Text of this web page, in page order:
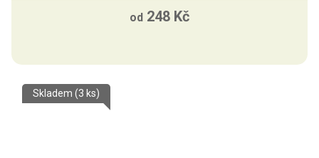
od 248 Kč
Skladem (3 ks)